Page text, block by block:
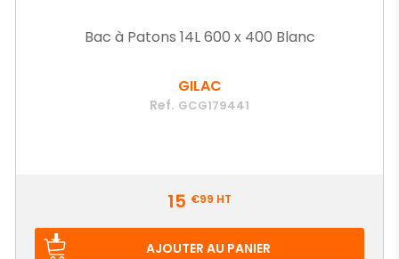
Bac à Patons 14L 600 x 400 Blanc
GILAC
Ref. GCG179441
15 €99 HT
AJOUTER AU PANIER